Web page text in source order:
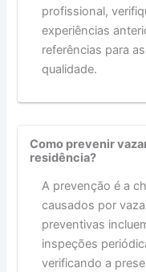
profissional,
experiências
referências para
qualidade.
Como prevenir
residência?
A prevenção é a
causados por
preventivas
inspeções
verificando a